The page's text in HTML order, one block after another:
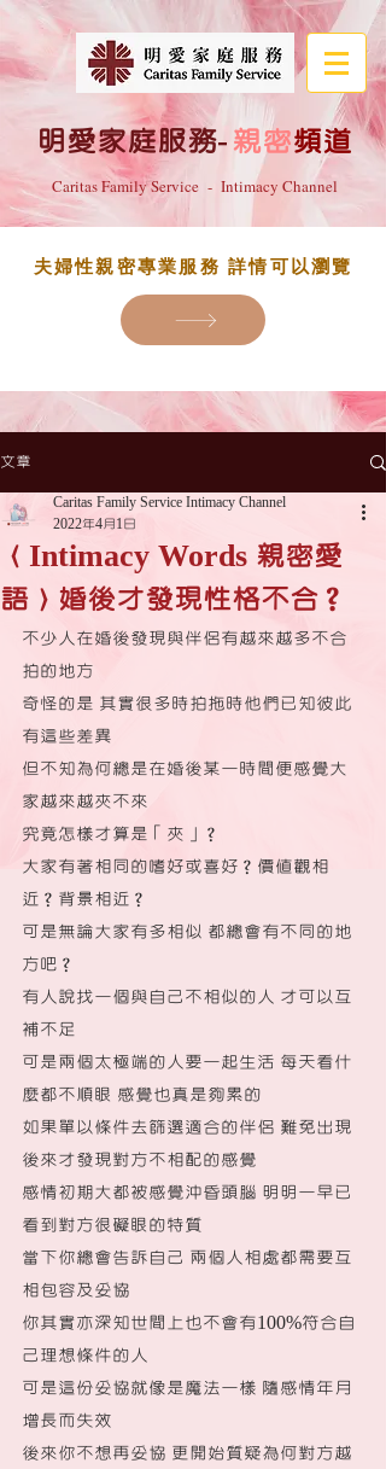
明愛家庭服務- 親密頻道
Caritas Family Service - Intimacy Channel
夫婦性親密專業服務 詳情可以瀏覽
文章
〈Intimacy Words 親密愛
語〉婚後才發現性格不合？
Caritas Family Service Intimacy Channel
2022年4月1日
不少人在婚後發現與伴侶有越來越多不合
拍的地方
奇怪的是 其實很多時拍拖時他們已知彼此
有這些差異
但不知為何總是在婚後某一時間便感覺大
家越來越夾不來
究竟怎樣才算是「夾」？
大家有著相同的嗜好或喜好？價值觀相
近？背景相近？
可是無論大家有多相似 都總會有不同的地
方吧？
有人說找一個與自己不相似的人 才可以互
補不足
可是兩個太極端的人要一起生活 每天看什
麼都不順眼 感覺也真是夠累的
如果單以條件去篩選適合的伴侶 難免出現
後來才發現對方不相配的感覺
感情初期大都被感覺沖昏頭腦 明明一早已
看到對方很礙眼的特質
當下你總會告訴自己 兩個人相處都需要互
相包容及妥協
你其實亦深知世間上也不會有100%符合自
己理想條件的人
可是這份妥協就像是魔法一樣 隨感情年月
增長而失效
後來你不想再妥協 更開始質疑為何對方越